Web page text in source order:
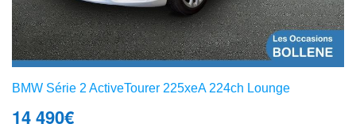
BMW Série 2 ActiveTourer 225xeA 224ch Lounge
14 490€